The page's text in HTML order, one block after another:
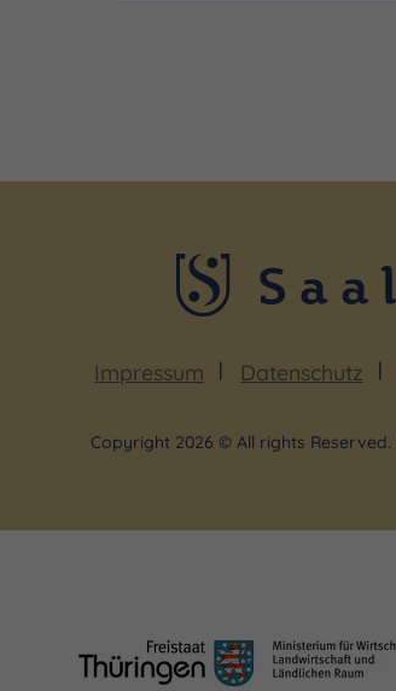
Impressum Datenschutz
Copyright 2026 © All rights Reserved.